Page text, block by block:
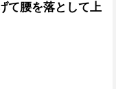
て腰を落として上